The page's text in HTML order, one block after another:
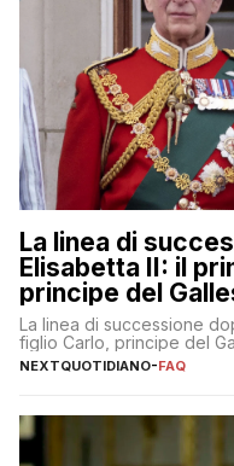
La linea di
Elisabetta II: il
principe del
La linea di successione
figlio Carlo, principe del
NEXTQUOTIDIANO-FAQ